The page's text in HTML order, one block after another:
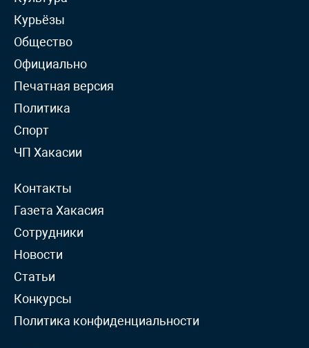
Курьёзы
Общество
Официально
Печатная версия
Политика
Спорт
ЧП Хакасии
Контакты
Газета Хакасия
Сотрудники
Новости
Статьи
Конкурсы
Политика конфиденциальности